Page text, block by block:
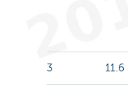
3 11.6